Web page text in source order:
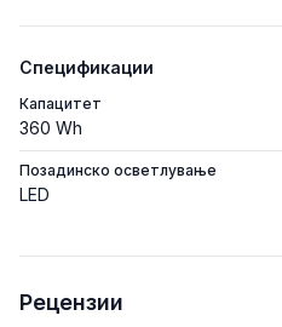
Спецификации
Капацитет
360 Wh
Позадинско осветлување
LED
Рецензии